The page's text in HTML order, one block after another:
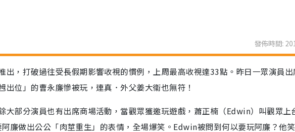
發佈時間:
出，打破過往受長假期影響收視的慣例，上周最高收視達33點。昨日一眾演員
出位」的曹永廉慘被玩，連真．外父姜大衞也無符！
大部分演員也有出席商場活動，當觀眾獲邀玩遊戲，蕭正楠（Edwin）叫觀眾上
廉做出公公「肉莖重生」的表情，全場爆笑。Edwin被問到何以要玩阿廉？他笑